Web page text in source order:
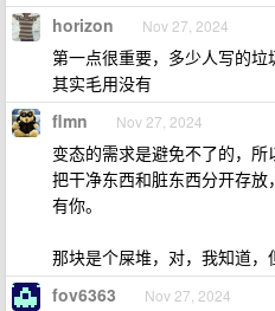
horizon Nov 27, 2024
第一点很重要，多少人写的
其实毛用没有
flmn Nov 27, 2024
变态的需求是避免不了的，
把干净东西和脏东西分开存
有你。
那块是个屎堆，对，我知道
fov6363 Nov 27, 2024